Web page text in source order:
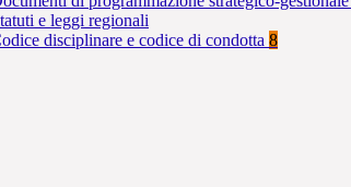
e leggi regionali
disciplinare e codice di condotta 8